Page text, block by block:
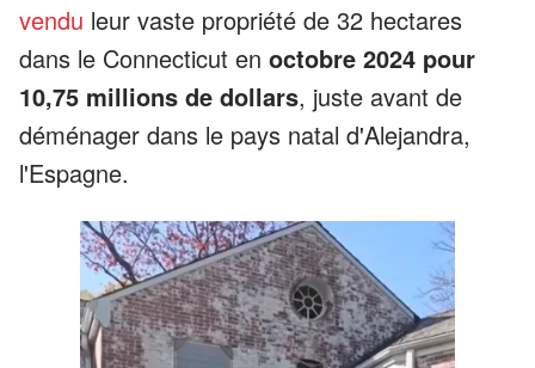
vendu leur vaste propriété de 32 hectares
dans le Connecticut en octobre 2024 pour
10,75 millions de dollars, juste avant de
déménager dans le pays natal d'Alejandra,
l'Espagne.